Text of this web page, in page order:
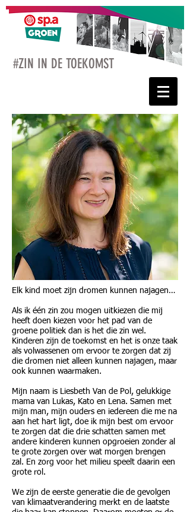
#ZIN IN DE TOEKOMST
Elk kind moet zijn dromen kunnen najagen…
Als ik één zin zou mogen uitkiezen die mij
heeft doen kiezen voor het pad van de
groene politiek dan is het die zin wel.
Kinderen zijn de toekomst en het is onze taak
als volwassenen om ervoor te zorgen dat zij
die dromen niet alleen kunnen najagen, maar
ook kunnen waarmaken.
Mijn naam is Liesbeth Van de Pol, gelukkige
mama van Lukas, Kato en Lena. Samen met
mijn man, mijn ouders en iedereen die me na
aan het hart ligt, doe ik mijn best om ervoor
te zorgen dat die drie schatten samen met
andere kinderen kunnen opgroeien zonder al
te grote zorgen over wat morgen brengen
zal. En zorg voor het milieu speelt daarin een
grote rol.
We zijn de eerste generatie die de gevolgen
van klimaatverandering merkt en de laatste